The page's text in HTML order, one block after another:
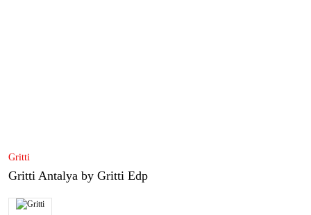
Gritti
Gritti Antalya by Gritti Edp